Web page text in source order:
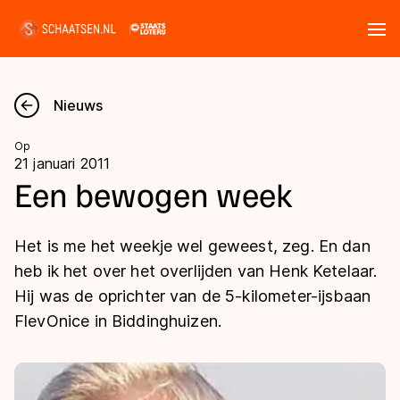
Nieuws
Kalender
Marathon
Langebaan
Inlineskaten
Uitslagen
Langebaan
Shorttrack
Marathon
Ranglijsten Langebaan
Nieuws
Op
21 januari 2011
Een bewogen week
Het is me het weekje wel geweest, zeg. En dan
heb ik het over het overlijden van Henk Ketelaar.
Hij was de oprichter van de 5-kilometer-ijsbaan
FlevOnice in Biddinghuizen.